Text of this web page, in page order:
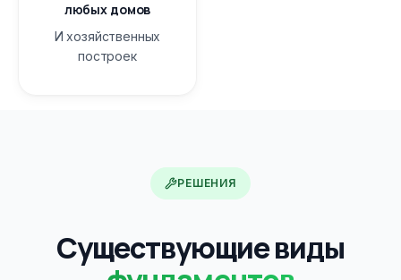
любых домов
И хозяйственных
построек
РЕШЕНИЯ
Существующие виды